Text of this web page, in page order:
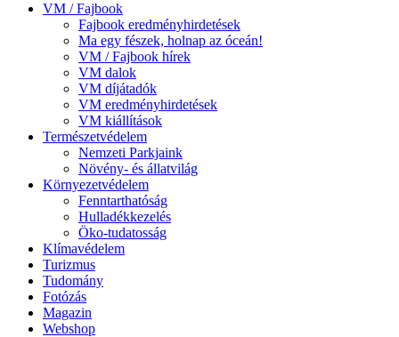
VM / Fajbook
Fajbook eredményhirdetések
Ma egy fészek, holnap az óceán!
VM / Fajbook hírek
VM dalok
VM díjátadók
VM eredményhirdetések
VM kiállítások
Természetvédelem
Nemzeti Parkjaink
Növény- és állatvilág
Környezetvédelem
Fenntarthatóság
Hulladékkezelés
Öko-tudatosság
Klímavédelem
Turizmus
Tudomány
Fotózás
Magazin
Webshop